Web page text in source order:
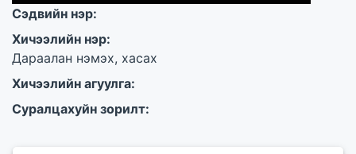
Сэдвийн нэр:
Хичээлийн нэр:
Дараалан нэмэх, хасах
Хичээлийн агуулга:
Суралцахуйн зорилт: